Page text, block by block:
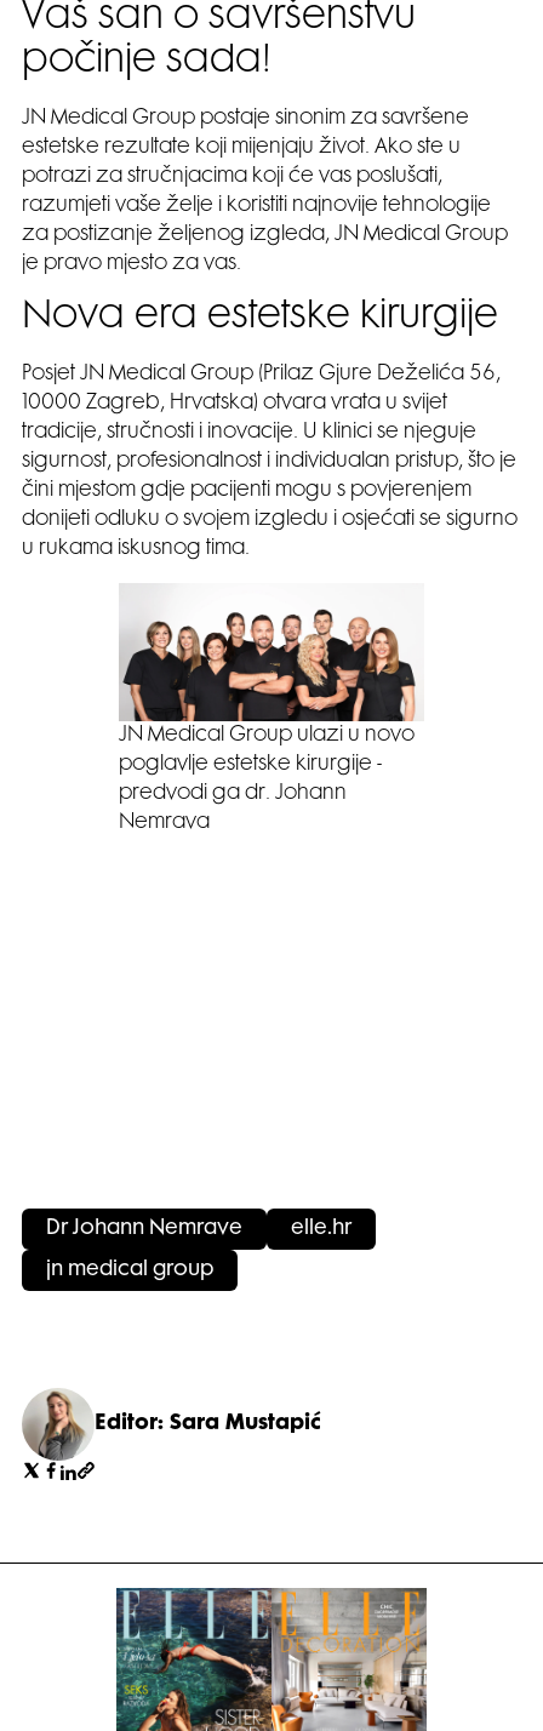
Vaš san o savršenstvu
počinje sada!
JN Medical Group postaje sinonim za savršene
estetske rezultate koji mijenjaju život. Ako ste u
potrazi za stručnjacima koji će vas poslušati,
razumjeti vaše želje i koristiti najnovije tehnologije
za postizanje željenog izgleda, JN Medical Group
je pravo mjesto za vas.
Nova era estetske kirurgije
Posjet JN Medical Group (Prilaz Gjure Deželića 56,
10000 Zagreb, Hrvatska) otvara vrata u svijet
tradicije, stručnosti i inovacije. U klinici se njeguje
sigurnost, profesionalnost i individualan pristup, što je
čini mjestom gdje pacijenti mogu s povjerenjem
donijeti odluku o svojem izgledu i osjećati se sigurno
u rukama iskusnog tima.
JN Medical Group ulazi u novo
poglavlje estetske kirurgije -
predvodi ga dr. Johann
Nemrava
Dr Johann Nemrave elle.hr
jn medical group
Editor: Sara Mustapić